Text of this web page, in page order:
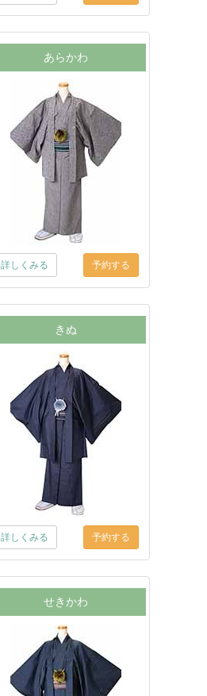
あらかわ
詳しくみる
きぬ
詳しくみる
せきかわ